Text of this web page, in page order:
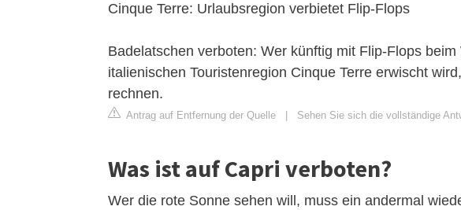
Cinque Terre: Urlaubsregion verbietet Flip-Flops
Badelatschen verboten: Wer künftig mit Flip-Flops
italienischen Touristenregion Cinque Terre erwischt
rechnen.
Antrag auf Entfernung der Quelle Sehen Sie sich die vollständige
Was ist auf Capri verboten?
Wer die rote Sonne sehen will, muss ein andermal